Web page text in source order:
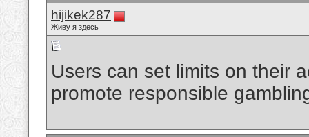
hijikek287
Живу я здесь
Users can set limits on their
promote responsible